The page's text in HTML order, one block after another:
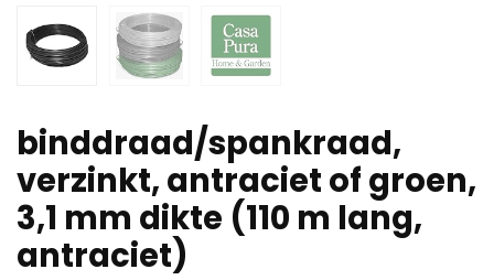
binddraad/spankraad,
verzinkt, antraciet of groen,
3,1 mm dikte (110 m lang,
antraciet)